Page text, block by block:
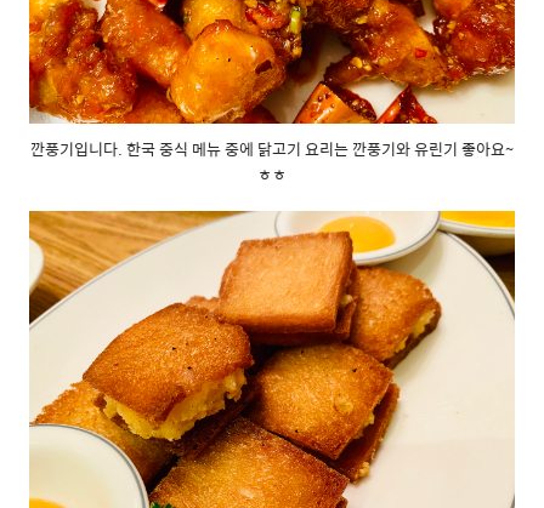
깐풍기입니다. 한국 중식 메뉴 중에 닭고기 요리는 깐풍기와 유린기 좋아요~
ㅎㅎ